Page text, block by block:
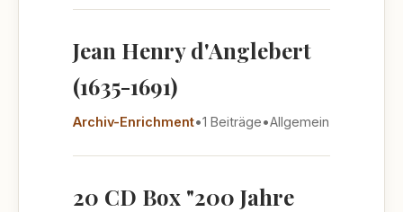
Jean Henry d'Anglebert
(1635-1691)
Archiv-Enrichment•1 Beiträge•Allgemein
20 CD Box "200 Jahre